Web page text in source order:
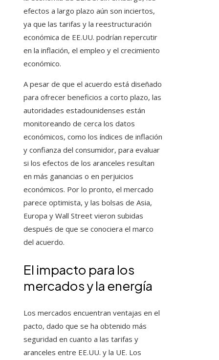
efectos a largo plazo aún son inciertos,
ya que las tarifas y la reestructuración
económica de EE.UU. podrían repercutir
en la inflación, el empleo y el crecimiento
económico.
A pesar de que el acuerdo está diseñado
para ofrecer beneficios a corto plazo, las
autoridades estadounidenses están
monitoreando de cerca los datos
económicos, como los índices de inflación
y confianza del consumidor, para evaluar
si los efectos de los aranceles resultan
en más ganancias o en perjuicios
económicos. Por lo pronto, el mercado
parece optimista, y las bolsas de Asia,
Europa y Wall Street vieron subidas
después de que se conociera el marco
del acuerdo.
El impacto para los
mercados y la energía
Los mercados encuentran ventajas en el
pacto, dado que se ha obtenido más
seguridad en cuanto a las tarifas y
aranceles entre EE.UU. y la UE. Los